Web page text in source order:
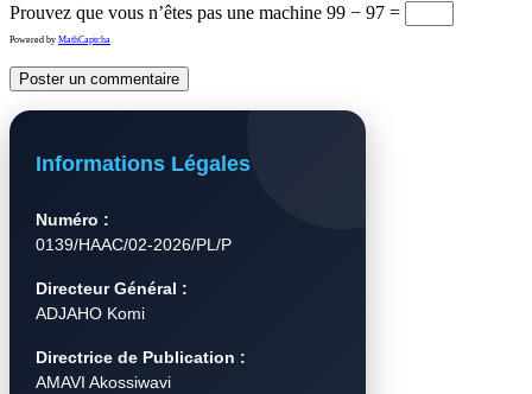
Prouvez que vous n’êtes pas une machine 99 − 97 =
Powered by MathCaptcha
Informations Légales
Numéro :
0139/HAAC/02-2026/PL/P
Directeur Général :
ADJAHO Komi
Directrice de Publication :
AMAVI Akossiwavi